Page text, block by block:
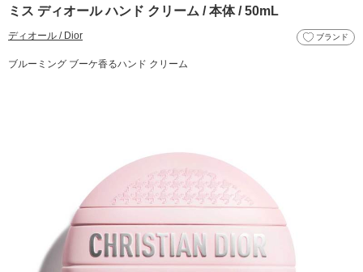
ミス ディオール ハンド クリーム / 本体 / 50mL
ディオール / Dior ブランド
ブルーミング ブーケ香るハンド クリーム